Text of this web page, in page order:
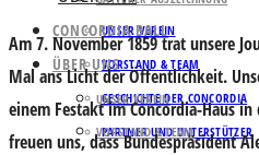
UNSER VEREIN
VORSTAND & TEAM
GESCHICHTE DER CONCORDIA
PARTNER UND UNTERSTÜTZER
CONCORDIA BALL
ÜBER UNS
UNSER VEREIN
VORSTAND & TEAM
Am 7. November 1859 trat unsere
Mal ans Licht der Öffentlichkeit.
einem Festakt im Concordia-Haus
freuen uns, dassBundespräsident